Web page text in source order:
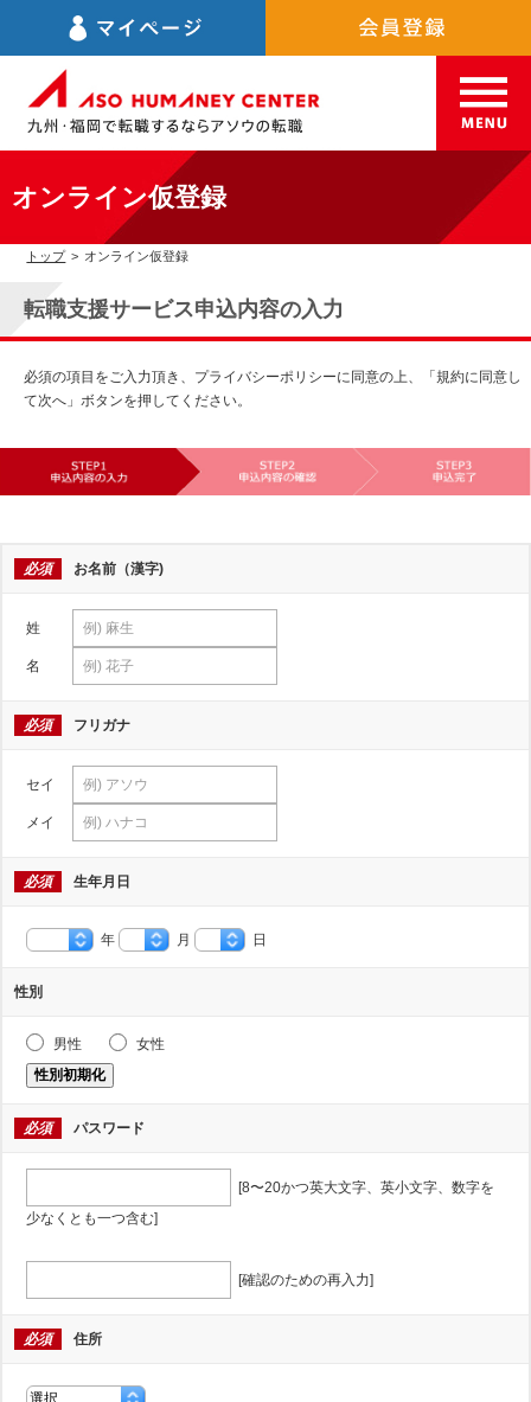
オンライン仮登録
トップ > オンライン仮登録
転職支援サービス申込内容の入力
必須の項目をご入力頂き、プライバシーポリシーに同意の上、「規約に同意し
て次へ」ボタンを押してください。
必須 お名前（漢字)
姓
名
必須 フリガナ
セイ
メイ
必須 生年月日
年 月 日
性別
男性
女性
性別初期化
必須 パスワード
[8〜20かつ英大文字、英小文字、数字を
少なくとも一つ含む]
[確認のための再入力]
必須 住所